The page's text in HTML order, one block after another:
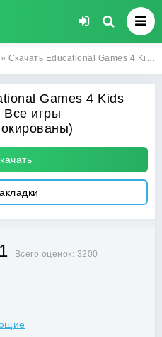
» Скачать Educational Games 4 Kids Взломанная (Все игры разблокированы) на Андроид
Games 4 Kids
игры
Всего оценок: 3200